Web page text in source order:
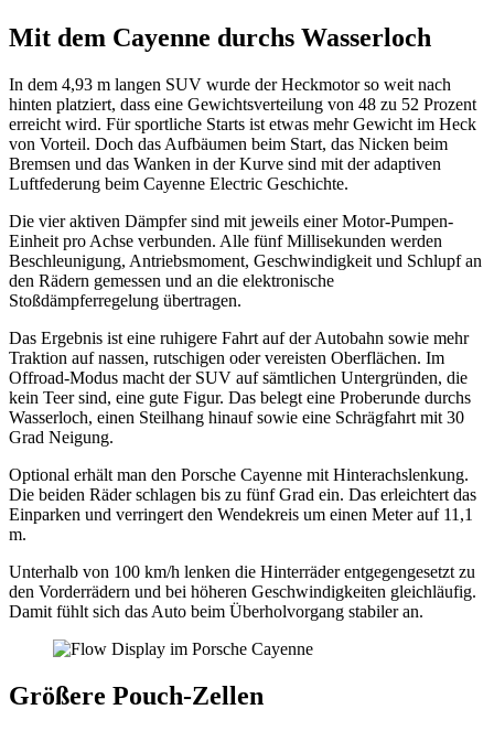
Mit dem Cayenne durchs Wasserloch
In dem 4,93 m langen SUV wurde der Heckmotor so weit nach
hinten platziert, dass eine Gewichtsverteilung von 48 zu 52 Prozent
erreicht wird. Für sportliche Starts ist etwas mehr Gewicht im Heck
von Vorteil. Doch das Aufbäumen beim Start, das Nicken beim
Bremsen und das Wanken in der Kurve sind mit der adaptiven
Luftfederung beim Cayenne Electric Geschichte.
Die vier aktiven Dämpfer sind mit jeweils einer Motor-Pumpen-
Einheit pro Achse verbunden. Alle fünf Millisekunden werden
Beschleunigung, Antriebsmoment, Geschwindigkeit und Schlupf an
den Rädern gemessen und an die elektronische
Stoßdämpferregelung übertragen.
Das Ergebnis ist eine ruhigere Fahrt auf der Autobahn sowie mehr
Traktion auf nassen, rutschigen oder vereisten Oberflächen. Im
Offroad-Modus macht der SUV auf sämtlichen Untergründen, die
kein Teer sind, eine gute Figur. Das belegt eine Proberunde durchs
Wasserloch, einen Steilhang hinauf sowie eine Schrägfahrt mit 30
Grad Neigung.
Optional erhält man den Porsche Cayenne mit Hinterachslenkung.
Die beiden Räder schlagen bis zu fünf Grad ein. Das erleichtert das
Einparken und verringert den Wendekreis um einen Meter auf 11,1
m.
Unterhalb von 100 km/h lenken die Hinterräder entgegengesetzt zu
den Vorderrädern und bei höheren Geschwindigkeiten gleichläufig.
Damit fühlt sich das Auto beim Überholvorgang stabiler an.
Größere Pouch-Zellen